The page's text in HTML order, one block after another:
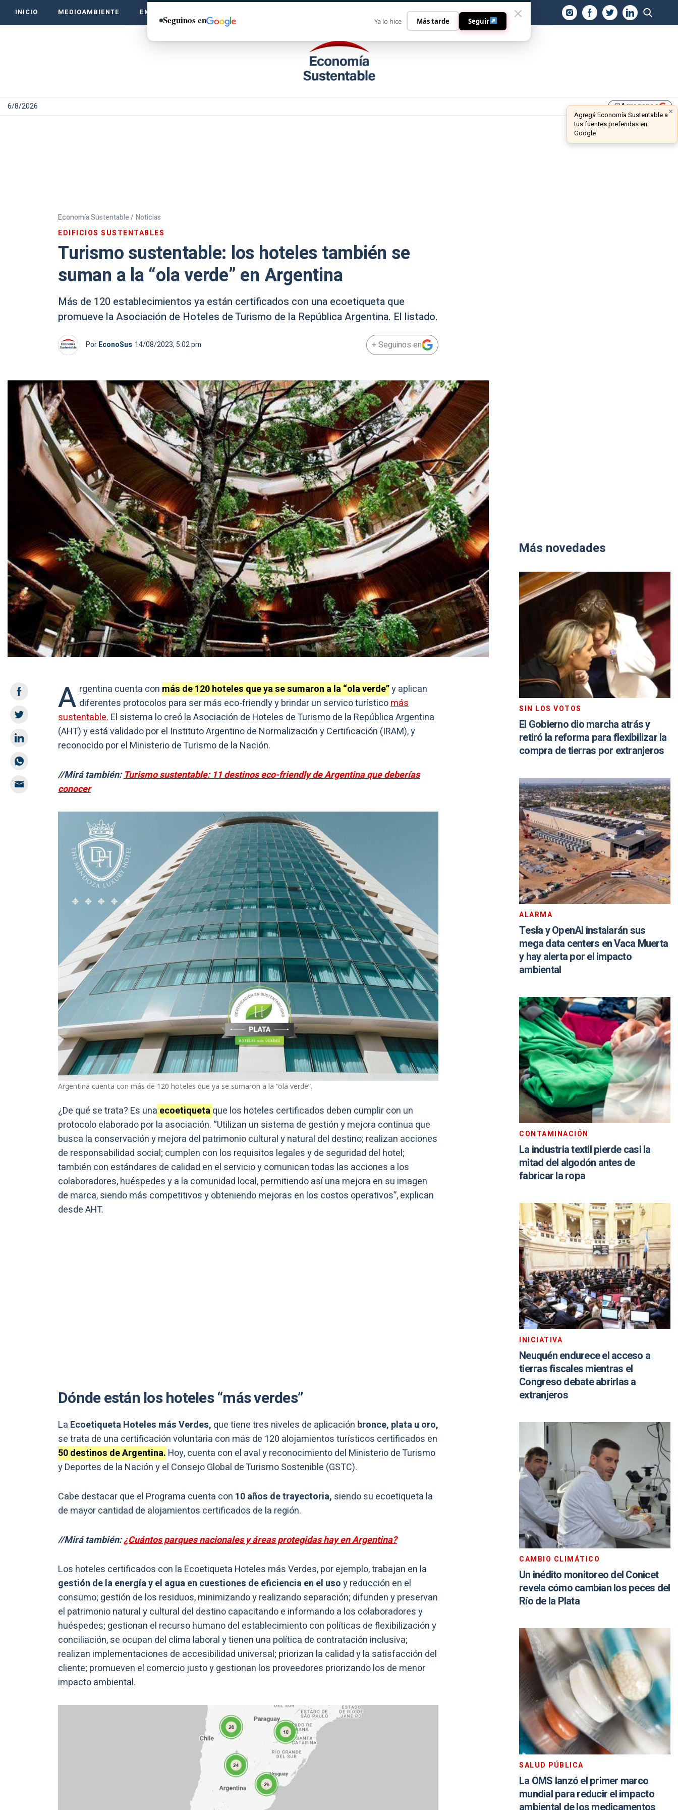
INICIO MEDIOAMBIENTE EMPRENDE VERDE CONTACTO
6/8/2026 library_addAgreganos ×
Agregá Economía Sustentable a
tus fuentes preferidas en
Google
Economía Sustentable / Noticias
EDIFICIOS SUSTENTABLES
Turismo sustentable: los hoteles también se
suman a la “ola verde” en Argentina
Más de 120 establecimientos ya están certificados con una ecoetiqueta que
promueve la Asociación de Hoteles de Turismo de la República Argentina. El listado.
PorEconoSus 14/08/2023, 5:02 pm + Seguinos en
A rgentina cuenta con más de 120 hoteles que ya se sumaron a la “ola verde”y aplican
diferentes protocolos para ser más eco-friendly y brindar un servico turísticomás
sustentable.El sistema lo creó la Asociación de Hoteles de Turismo de la República Argentina
(AHT) y está validado por el Instituto Argentino de Normalización y Certificación (IRAM), y
reconocido por el Ministerio de Turismo de la Nación.
//Mirá también:Turismo sustentable: 11 destinos eco-friendly de Argentina que deberías
conocer
Argentina cuenta con más de 120 hoteles que ya se sumaron a la “ola verde”.
¿De qué se trata? Es una ecoetiquetaque los hoteles certificados deben cumplir con un
protocolo elaborado por la asociación. “Utilizan un sistema de gestión y mejora continua que
busca la conservación y mejora del patrimonio cultural y natural del destino; realizan acciones
de responsabilidad social; cumplen con los requisitos legales y de seguridad del hotel;
también con estándares de calidad en el servicio y comunican todas las acciones a los
colaboradores, huéspedes y a la comunidad local, permitiendo así una mejora en su imagen
de marca, siendo más competitivos y obteniendo mejoras en los costos operativos”, explican
desde AHT.
Dónde están los hoteles “más verdes”
La Ecoetiqueta Hoteles más Verdes, que tiene tres niveles de aplicación bronce, plata u oro,
se trata de una certificación voluntaria con más de 120 alojamientos turísticos certificados en
50 destinos de Argentina. Hoy, cuenta con el aval y reconocimiento del Ministerio de Turismo
y Deportes de la Nación y el Consejo Global de Turismo Sostenible (GSTC).
Cabe destacar que el Programa cuenta con 10 años de trayectoria, siendo su ecoetiqueta la
de mayor cantidad de alojamientos certificados de la región.
//Mirá también:¿Cuántos parques nacionales y áreas protegidas hay en Argentina?
Los hoteles certificados con la Ecoetiqueta Hoteles más Verdes, por ejemplo, trabajan en la
gestión de la energía y el agua en cuestiones de eficiencia en el usoy reducción en el
consumo; gestión de los residuos, minimizando y realizando separación; difunden y preservan
el patrimonio natural y cultural del destino capacitando e informando a los colaboradores y
huéspedes; gestionan el recurso humano del establecimiento con políticas de flexibilización y
conciliación, se ocupan del clima laboral y tienen una política de contratación inclusiva;
realizan implementaciones de accesibilidad universal; priorizan la calidad y la satisfacción del
cliente; promueven el comercio justo y gestionan los proveedores priorizando los de menor
impacto ambiental.
Más novedades
SIN LOS VOTOS
El Gobierno dio marcha atrás y
retiró la reforma para flexibilizar la
compra de tierras por extranjeros
ALARMA
Tesla y OpenAI instalarán sus
mega data centers en Vaca Muerta
y hay alerta por el impacto
ambiental
CONTAMINACIÓN
La industria textil pierde casi la
mitad del algodón antes de
fabricar la ropa
INICIATIVA
Neuquén endurece el acceso a
tierras fiscales mientras el
Congreso debate abrirlas a
extranjeros
CAMBIO CLIMÁTICO
Un inédito monitoreo del Conicet
revela cómo cambian los peces del
Río de la Plata
SALUD PÚBLICA
La OMS lanzó el primer marco
mundial para reducir el impacto
Seguinos en Ya lo hice Más tarde Seguir